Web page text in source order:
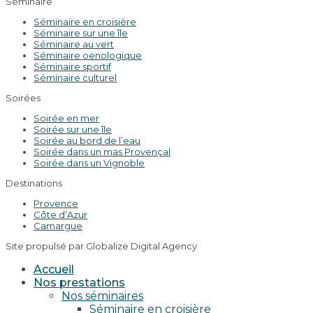
Séminaire en croisière
Séminaire sur une île
Séminaire au vert
Séminaire oenologique
Séminaire sportif
Séminaire culturel
Soirées
Soirée en mer
Soirée sur une île
Soirée au bord de l’eau
Soirée dans un mas Provençal
Soirée dans un Vignoble
Destinations
Provence
Côte d’Azur
Camargue
Site propulsé par Globalize Digital Agency
Accueil
Nos prestations
Nos séminaires
Séminaire en croisière